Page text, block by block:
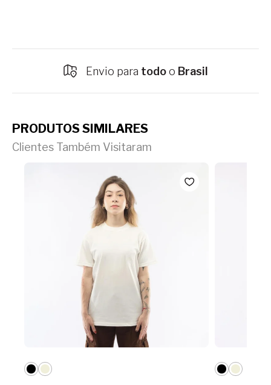
Envio para todoo Brasil
PRODUTOS SIMILARES
Clientes Também Visitaram